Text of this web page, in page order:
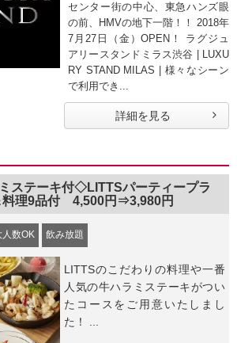
センター街の中心、東急ハンズ眼
の前、HMVの地下一階！！ 2018年
7月27日（金）OPEN！ ラグジュ
アリースタンドミラス渋谷 | LUXU
RY STAND MILAS | 様々なシーン
で利用でき...
詳細を見る
ステーキ付◇LITTSパーティープラ
料理9品付 4,500円⇒3,980円
人数OK 飲み放題
LITTSのこだわりの料理や一番
人気の牛ハラミステーキがつい
たコースをご用意いたしまし
た！ ...